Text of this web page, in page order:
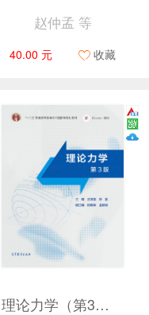
赵仲孟 等
40.00 元 收藏
理论力学（第3版）